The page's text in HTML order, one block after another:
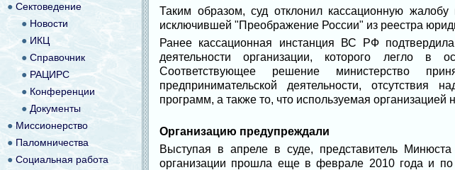
Таким образом, суд отклонил кассационную
исключившей "Преображение России" из реестра
Ранее кассационная инстанция ВС РФ
деятельности организации, которого легло
Соответствующее решение министерство
предпринимательской деятельности, отсутствия
программ, а также то, что используемая организацией
Организацию предупреждали
Выступая в апреле в суде, представитель
организации прошла еще в феврале 2010 года и
● Сектоведение
● Новости
●ИКЦ
● Справочник
● РАЦИРС
● Конференции
● Документы
●Миссионерство
● Паломничества
●Социальная работа